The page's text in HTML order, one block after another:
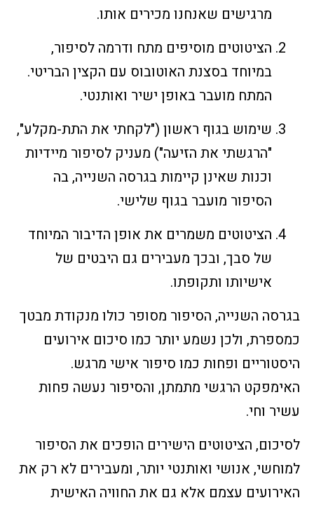
מרגישים שאנחנו מכירים אותו.
הציטוטים מוסיפים מתח ודרמה לסיפור,
במיוחד בסצנת האוטובוס עם הקצין הבריטי.
המתח מועבר באופן ישיר ואותנטי.
שימוש בגוף ראשון ("לקחתי את התת-מקלע",
"הרגשתי את הזיעה") מעניק לסיפור מיידיות
וכנות שאינן קיימות בגרסה השנייה, בה
הסיפור מועבר בגוף שלישי.
הציטוטים משמרים את אופן הדיבור המיוחד
של סבך, ובכך מעבירים גם היבטים של
אישיותו ותקופתו.
בגרסה השנייה, הסיפור מסופר כולו מנקודת מבטך
כמספרת, ולכן נשמע יותר כמו סיכום אירועים
היסטוריים ופחות כמו סיפור אישי מרגש.
האימפקט הרגשי מתמתן, והסיפור נעשה פחות
עשיר וחי.
לסיכום, הציטוטים הישירים הופכים את הסיפור
למוחשי, אנושי ואותנטי יותר, ומעבירים לא רק את
האירועים עצמם אלא גם את החוויה האישית